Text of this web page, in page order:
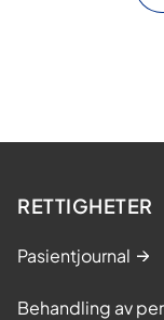
RETTIGHETER
Pasientjournal
Behandling av